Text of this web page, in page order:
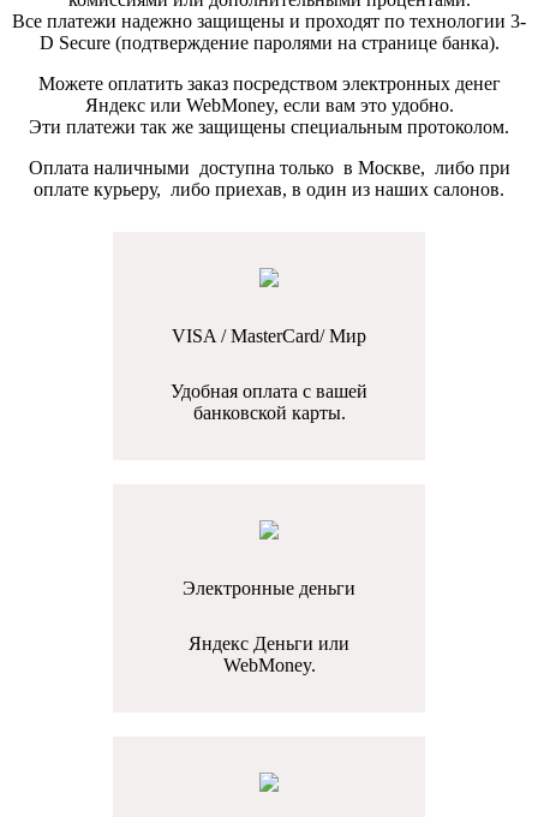
Все платежи надежно защищены и проходят по технологии 3-
D Secure (подтверждение паролями на странице банка).
Можете оплатить заказ посредством электронных денег
Яндекс или WebMoney, если вам это удобно.
Эти платежи так же защищены специальным протоколом.
Оплата наличными доступна только в Москве, либо при
оплате курьеру, либо приехав, в один из наших салонов.
VISA / MasterCard/ Мир
Удобная оплата с вашей
банковской карты.
Электронные деньги
Яндекс Деньги или
WebMoney.